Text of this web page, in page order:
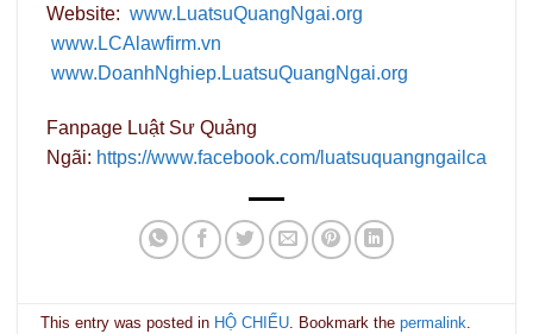
Website: www.LuatsuQuangNgai.org
www.LCAlawfirm.vn
www.DoanhNghiep.LuatsuQuangNgai.org
Fanpage Luật Sư Quảng
Ngãi: https://www.facebook.com/luatsuquangngailca
This entry was posted in HỘ CHIẾU. Bookmark thepermalink.